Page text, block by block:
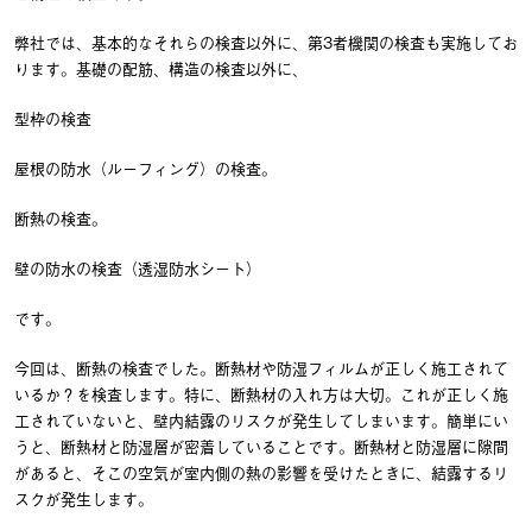
弊社では、基本的なそれらの検査以外に、第3者機関の検査も実施してお
ります。基礎の配筋、構造の検査以外に、
型枠の検査
屋根の防水（ルーフィング）の検査。
断熱の検査。
壁の防水の検査（透湿防水シート）
です。
今回は、断熱の検査でした。断熱材や防湿フィルムが正しく施工されて
いるか？を検査します。特に、断熱材の入れ方は大切。これが正しく施
工されていないと、壁内結露のリスクが発生してしまいます。簡単にい
うと、断熱材と防湿層が密着していることです。断熱材と防湿層に隙間
があると、そこの空気が室内側の熱の影響を受けたときに、結露するリ
スクが発生します。